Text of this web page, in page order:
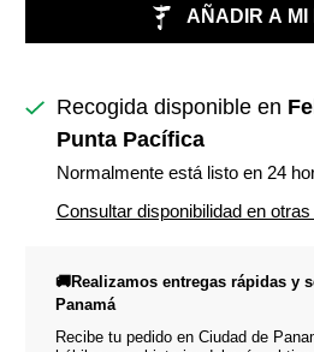
AÑADIR A MI
Recogida disponible en
Punta Pacífica
Normalmente está listo en 24
Consultar disponibilidad en otras
🚚Realizamos entregas rápidas y
Panamá
Recibe tu pedido en Ciudad de